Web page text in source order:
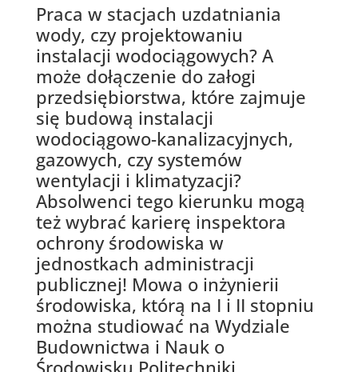
Praca w stacjach uzdatniania
wody, czy projektowaniu
instalacji wodociągowych? A
może dołączenie do załogi
przedsiębiorstwa, które zajmuje
się budową instalacji
wodociągowo-kanalizacyjnych,
gazowych, czy systemów
wentylacji i klimatyzacji?
Absolwenci tego kierunku mogą
też wybrać karierę inspektora
ochrony środowiska w
jednostkach administracji
publicznej! Mowa o inżynierii
środowiska, którą na I i II stopniu
można studiować na Wydziale
Budownictwa i Nauk o
Środowisku Politechniki